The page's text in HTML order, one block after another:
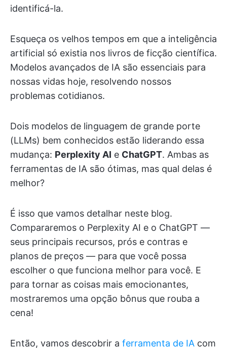
identificá-la.
Esqueça os velhos tempos em que a inteligência
artificial só existia nos livros de ficção científica.
Modelos avançados de IA são essenciais para
nossas vidas hoje, resolvendo nossos
problemas cotidianos.
Dois modelos de linguagem de grande porte
(LLMs) bem conhecidos estão liderando essa
mudança: Perplexity AI e ChatGPT. Ambas as
ferramentas de IA são ótimas, mas qual delas é
melhor?
É isso que vamos detalhar neste blog.
Compararemos o Perplexity AI e o ChatGPT —
seus principais recursos, prós e contras e
planos de preços — para que você possa
escolher o que funciona melhor para você. E
para tornar as coisas mais emocionantes,
mostraremos uma opção bônus que rouba a
cena!
Então, vamos descobrir a ferramenta de IA com